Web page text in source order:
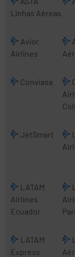
Linhas Aéreas
Avior
Airlines
Conviasa
JetSmart
LATAM
Airlines
Ecuador
LATAM
Express